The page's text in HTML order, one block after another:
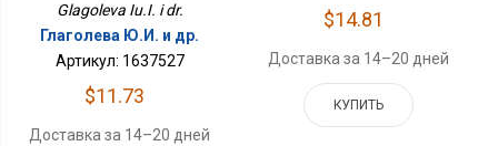
Glagoleva Iu.I. i dr.
Глаголева Ю.И. и др.
Артикул: 1637527
$11.73
Доставка за 14–20 дней
$14.81
Доставка за 14–20 дней
КУПИТЬ